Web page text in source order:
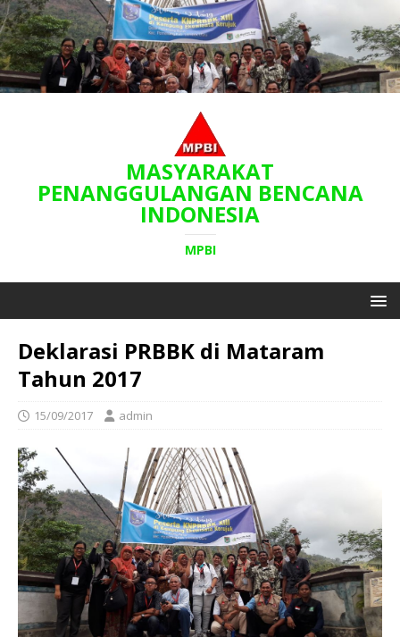
MASYARAKAT
PENANGGULANGAN BENCANA
INDONESIA
MPBI
Deklarasi PRBBK di Mataram
Tahun 2017
15/09/2017 admin